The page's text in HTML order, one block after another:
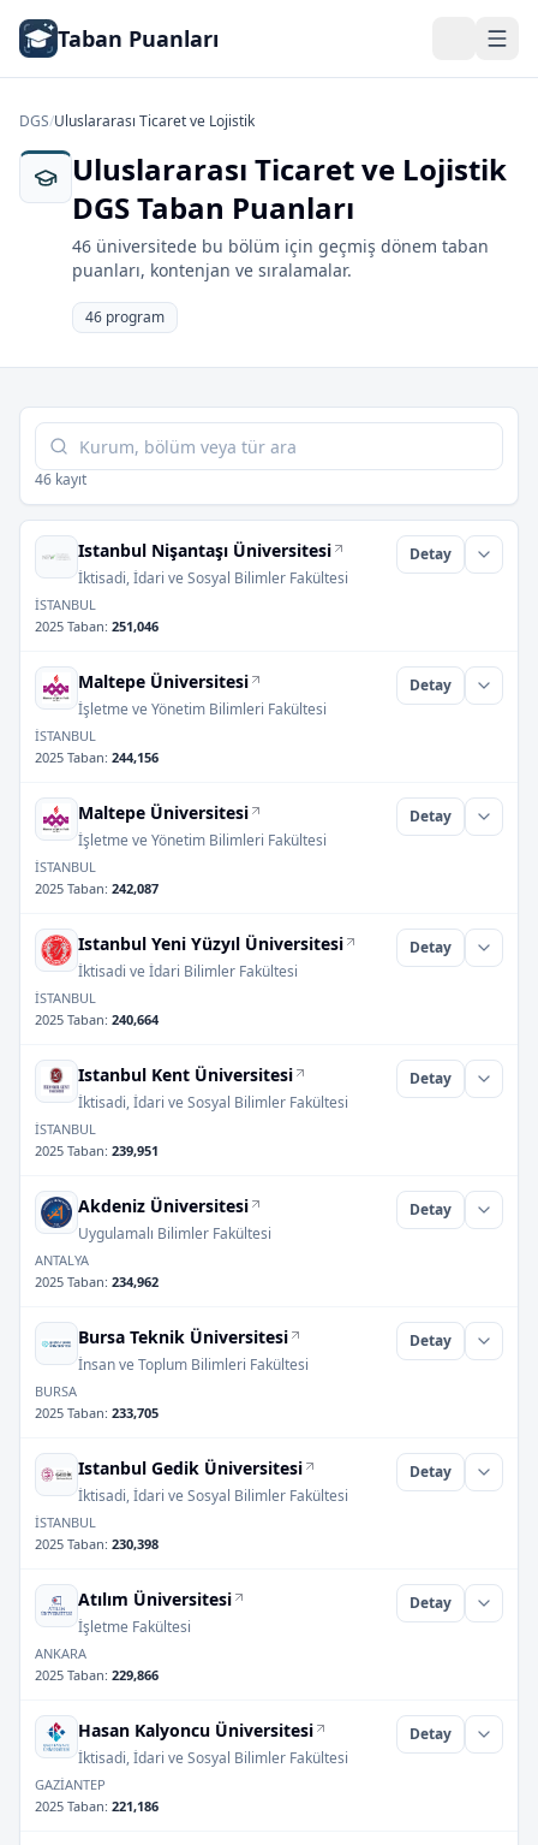
Taban Puanları
DGS/Uluslararası Ticaret ve Lojistik
Uluslararası Ticaret ve Lojistik
DGS Taban Puanları
46 üniversitede bu bölüm için geçmiş dönem taban
puanları, kontenjan ve sıralamalar.
46 program
Tabloda ara
46 kayıt
Istanbul Nişantaşı Üniversitesi
İktisadi, İdari ve Sosyal Bilimler Fakültesi
Detay
İSTANBUL
2025 Taban: 251,046
Maltepe Üniversitesi
İşletme ve Yönetim Bilimleri Fakültesi
Detay
İSTANBUL
2025 Taban: 244,156
Maltepe Üniversitesi
İşletme ve Yönetim Bilimleri Fakültesi
Detay
İSTANBUL
2025 Taban: 242,087
Istanbul Yeni Yüzyıl Üniversitesi
İktisadi ve İdari Bilimler Fakültesi
Detay
İSTANBUL
2025 Taban: 240,664
Istanbul Kent Üniversitesi
İktisadi, İdari ve Sosyal Bilimler Fakültesi
Detay
İSTANBUL
2025 Taban: 239,951
Akdeniz Üniversitesi
Uygulamalı Bilimler Fakültesi
Detay
ANTALYA
2025 Taban: 234,962
Bursa Teknik Üniversitesi
İnsan ve Toplum Bilimleri Fakültesi
Detay
BURSA
2025 Taban: 233,705
Istanbul Gedik Üniversitesi
İktisadi, İdari ve Sosyal Bilimler Fakültesi
Detay
İSTANBUL
2025 Taban: 230,398
Atılım Üniversitesi
İşletme Fakültesi
Detay
ANKARA
2025 Taban: 229,866
Hasan Kalyoncu Üniversitesi
İktisadi, İdari ve Sosyal Bilimler Fakültesi
Detay
GAZİANTEP
2025 Taban: 221,186